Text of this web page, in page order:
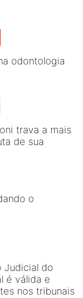
odontologia
trava a mais
de sua
o
Judicial do
é válida e
nos tribunais